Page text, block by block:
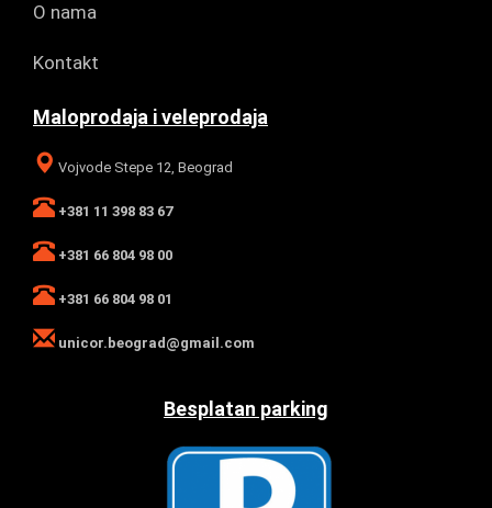
O nama
Kontakt
Maloprodaja i veleprodaja
Vojvode Stepe 12, Beograd
+381 11 398 83 67
+381 66 804 98 00
+381 66 804 98 01
unicor.beograd@gmail.com
Besplatan parking